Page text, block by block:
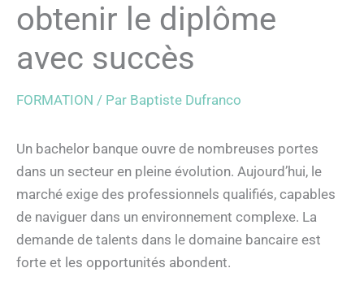
obtenir le diplôme
avec succès
FORMATION / Par Baptiste Dufranco
Un bachelor banque ouvre de nombreuses portes
dans un secteur en pleine évolution. Aujourd’hui, le
marché exige des professionnels qualifiés, capables
de naviguer dans un environnement complexe. La
demande de talents dans le domaine bancaire est
forte et les opportunités abondent.